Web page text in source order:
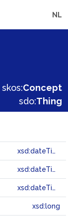
NL
skos:Concept
sdo:Thing
xsd:dateTime
xsd:dateTime
xsd:dateTime
xsd:long